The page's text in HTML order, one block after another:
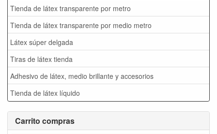
Tienda de látex transparente por metro
Tienda de látex transparente por medio metro
Látex súper delgada
Tiras de látex tienda
Adhesivo de látex, medio brillante y accesorios
Tienda de látex líquido
Carrito compras